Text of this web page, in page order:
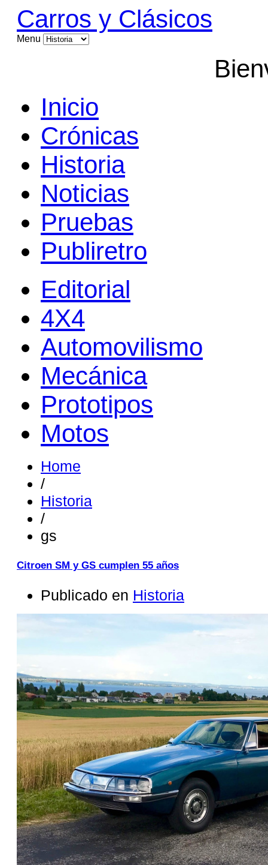
Carros y Clásicos
Menu
Inicio
Crónicas
Historia
Noticias
Pruebas
Publiretro
Editorial
4X4
Automovilismo
Mecánica
Prototipos
Motos
Home
/
Historia
/
gs
Citroen SM y GS cumplen 55 años
Publicado en Historia